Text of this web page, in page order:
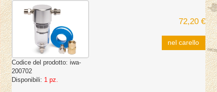
Codice del prodotto: iwa-
200702
Disponibili: 1 pz.
72,20 €
nel carello